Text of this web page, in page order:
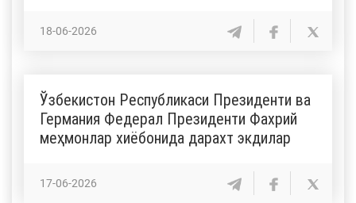
18-06-2026
Ўзбекистон Республикаси Президенти ва
Германия Федерал Президенти Фахрий
меҳмонлар хиёбонида дарахт экдилар
17-06-2026